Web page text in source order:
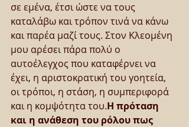
σε εμένα, έτσι ώστε να τους
καταλάβω και τρόπον τινά να κάνω
και παρέα μαζί τους. Στον Κλεομένη
μου αρέσει πάρα πολύ ο
αυτοέλεγχος που καταφέρνει να
έχει, η αριστοκρατική του γοητεία,
οι τρόποι, η στάση, η συμπεριφορά
και η κομψότητα του.Η πρόταση
και η ανάθεση του ρόλου πως